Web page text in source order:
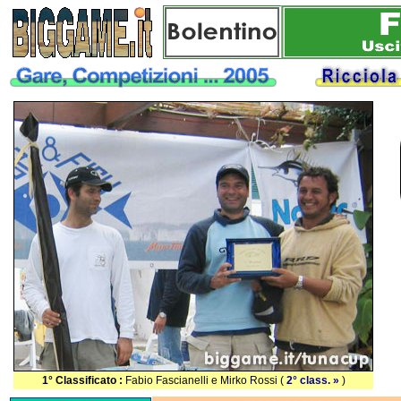
1° Classificato : Fabio Fascianelli e Mirko Rossi ( 2° class. » )